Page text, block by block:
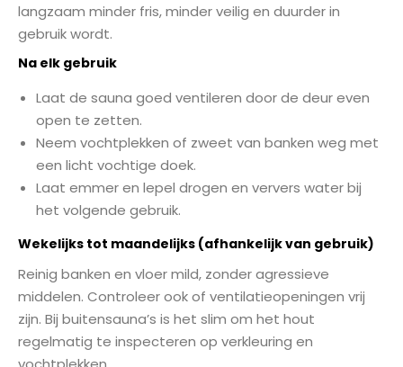
langzaam minder fris, minder veilig en duurder in
gebruik wordt.
Na elk gebruik
Laat de sauna goed ventileren door de deur even
open te zetten.
Neem vochtplekken of zweet van banken weg met
een licht vochtige doek.
Laat emmer en lepel drogen en ververs water bij
het volgende gebruik.
Wekelijks tot maandelijks (afhankelijk van gebruik)
Reinig banken en vloer mild, zonder agressieve
middelen. Controleer ook of ventilatieopeningen vrij
zijn. Bij buitensauna’s is het slim om het hout
regelmatig te inspecteren op verkleuring en